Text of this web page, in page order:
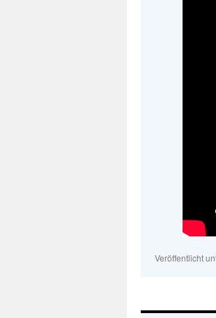
Veröffentlicht